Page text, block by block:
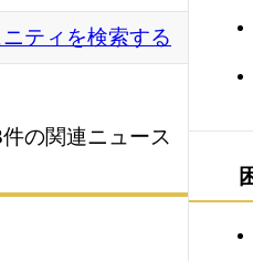
ティを検索する
件の関連ニュース